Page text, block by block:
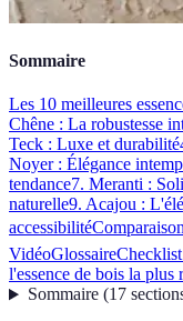
Sommaire
Les 10 meilleures
Chêne : La robustesse
Teck : Luxe et durabilité
Noyer : Élégance
tendance7. Meranti :
naturelle9. Acajou :
accessibilité
VidéoGlossaire
l'essence de bois la plus
Sommaire(17